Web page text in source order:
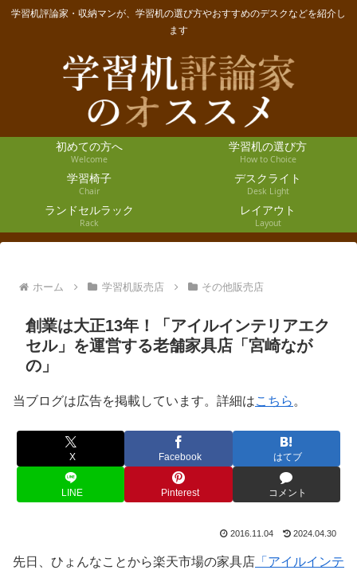
学習机評論家・収納マンが、学習机の選び方やおすすめのデスクなどを紹介し
ます
初めての方へ
Welcome
学習机の選び方
How to Choice
学習椅子
Chair
デスクライト
Desk Light
ランドセルラック
Rack
レイアウト
Layout
ホーム 学習机販売店 その他販売店
創業は大正13年！「アイルインテリアエク
セル」を運営する老舗家具店「宮崎なが
の」
当ブログは広告を掲載しています。詳細はこちら 。
X Facebook はてブ
LINE Pinterest コメント
2016.11.04 2024.04.30
先日、ひょんなことから楽天市場の家具店 「アイルインテ